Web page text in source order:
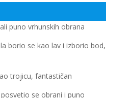
puno vrhunskih obrana
borio se kao lav i izborio bod,
trojicu, fantastičan
se obrani i puno